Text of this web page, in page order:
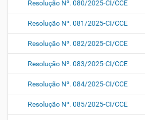
Resolução Nº. 080/2025-CI/CCE
Resolução Nº. 081/2025-CI/CCE
Resolução Nº. 082/2025-CI/CCE
Resolução Nº. 083/2025-CI/CCE
Resolução Nº. 084/2025-CI/CCE
Resolução Nº. 085/2025-CI/CCE